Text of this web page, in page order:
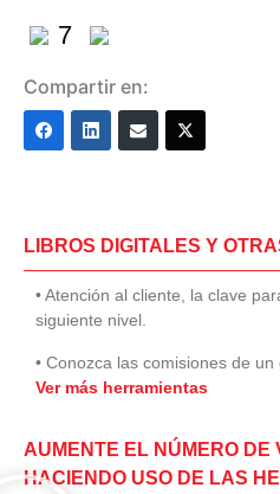
7
Compartir en:
LIBROS DIGITALES Y
• Atención al cliente, la clave
siguiente nivel.
• Conozca las comisiones de un
Ver más herramientas
AUMENTE EL NÚMERO DE
HACIENDO USO DE LAS